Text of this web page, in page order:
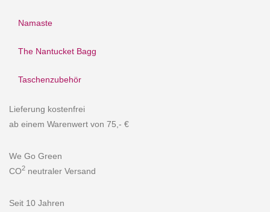
Namaste
The Nantucket Bagg
Taschenzubehör
Lieferung kostenfrei
ab einem Warenwert von 75,- €
We Go Green
CO2 neutraler Versand
Seit 10 Jahren